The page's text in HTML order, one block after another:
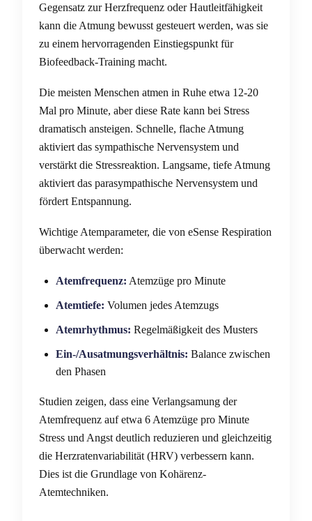
Gegensatz zur Herzfrequenz oder Hautleitfähigkeit
kann die Atmung bewusst gesteuert werden, was sie
zu einem hervorragenden Einstiegspunkt für
Biofeedback-Training macht.
Die meisten Menschen atmen in Ruhe etwa 12-20
Mal pro Minute, aber diese Rate kann bei Stress
dramatisch ansteigen. Schnelle, flache Atmung
aktiviert das sympathische Nervensystem und
verstärkt die Stressreaktion. Langsame, tiefe Atmung
aktiviert das parasympathische Nervensystem und
fördert Entspannung.
Wichtige Atemparameter, die von eSense Respiration
überwacht werden:
Atemfrequenz: Atemzüge pro Minute
Atemtiefe: Volumen jedes Atemzugs
Atemrhythmus: Regelmäßigkeit des Musters
Ein-/Ausatmungsverhältnis: Balance zwischen
den Phasen
Studien zeigen, dass eine Verlangsamung der
Atemfrequenz auf etwa 6 Atemzüge pro Minute
Stress und Angst deutlich reduzieren und gleichzeitig
die Herzratenvariabilität (HRV) verbessern kann.
Dies ist die Grundlage von Kohärenz-
Atemtechniken.